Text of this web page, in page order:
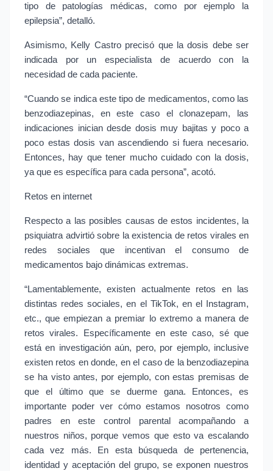
tipo de patologías médicas, como por ejemplo la
epilepsia”, detalló.
Asimismo, Kelly Castro precisó que la dosis debe ser
indicada por un especialista de acuerdo con la
necesidad de cada paciente.
“Cuando se indica este tipo de medicamentos, como las
benzodiazepinas, en este caso el clonazepam, las
indicaciones inician desde dosis muy bajitas y poco a
poco estas dosis van ascendiendo si fuera necesario.
Entonces, hay que tener mucho cuidado con la dosis,
ya que es específica para cada persona”, acotó.
Retos en internet
Respecto a las posibles causas de estos incidentes, la
psiquiatra advirtió sobre la existencia de retos virales en
redes sociales que incentivan el consumo de
medicamentos bajo dinámicas extremas.
“Lamentablemente, existen actualmente retos en las
distintas redes sociales, en el TikTok, en el Instagram,
etc., que empiezan a premiar lo extremo a manera de
retos virales. Específicamente en este caso, sé que
está en investigación aún, pero, por ejemplo, inclusive
existen retos en donde, en el caso de la benzodiazepina
se ha visto antes, por ejemplo, con estas premisas de
que el último que se duerme gana. Entonces, es
importante poder ver cómo estamos nosotros como
padres en este control parental acompañando a
nuestros niños, porque vemos que esto va escalando
cada vez más. En esta búsqueda de pertenencia,
identidad y aceptación del grupo, se exponen nuestros